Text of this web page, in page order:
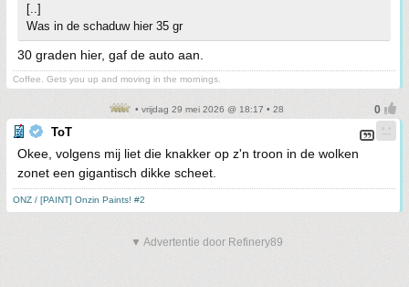
[..]
Was in de schaduw hier 35 gr
30 graden hier, gaf de auto aan.
Coffee. Gets you up and moving in the mornings.
• vrijdag 29 mei 2026 @ 18:17 • 28
ToT
Okee, volgens mij liet die knakker op z'n troon in de wolken
zonet een gigantisch dikke scheet.
ONZ / [PAINT] Onzin Paints! #2
▼ Advertentie door Refinery89